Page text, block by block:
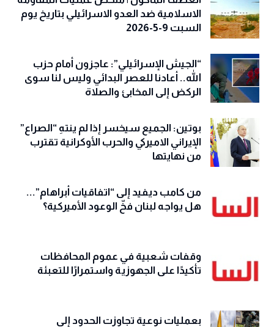
الاسلامية ضد العدو الاسرائيلي بتاريخ يوم
السبت 9-5-2026
“الجيش الإسرائيلي”: عاجزون أمام حزب
الله.. أعادنا للعصر البدائي وليس لنا سوى
الركض إلى المخابئ والصلاة
بوتين: الجميع سيخسر إذا لم ينتهِ “الصراع”
الإيراني الاميركي والحرب الأوكرانية تقترب
من نهايتها
من كامب ديفيد إلى “اتفاقيات أبراهام”...
هل يواجه لبنان فخّ الوعود الأميركية؟
وقفات شعبية في عموم المحافظات
تأكيدًا على الجهوزية واستمرارًا للتعبئة
بعمليات نوعية تجاوزت الحدود إلى